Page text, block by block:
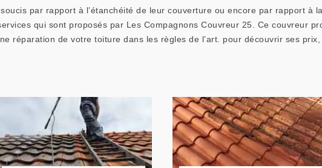
par rapport à l’étanchéité de leur couverture ou encore par rapport à
qui sont proposés par Les Compagnons Couvreur 25. Ce couvreur
réparation de votre toiture dans les règles de l’art. pour découvrir ses